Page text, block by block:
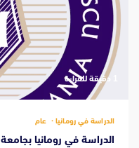
الدراسة في رومانيا عام
الدراسة في رومانيا بجامعة Titu University University